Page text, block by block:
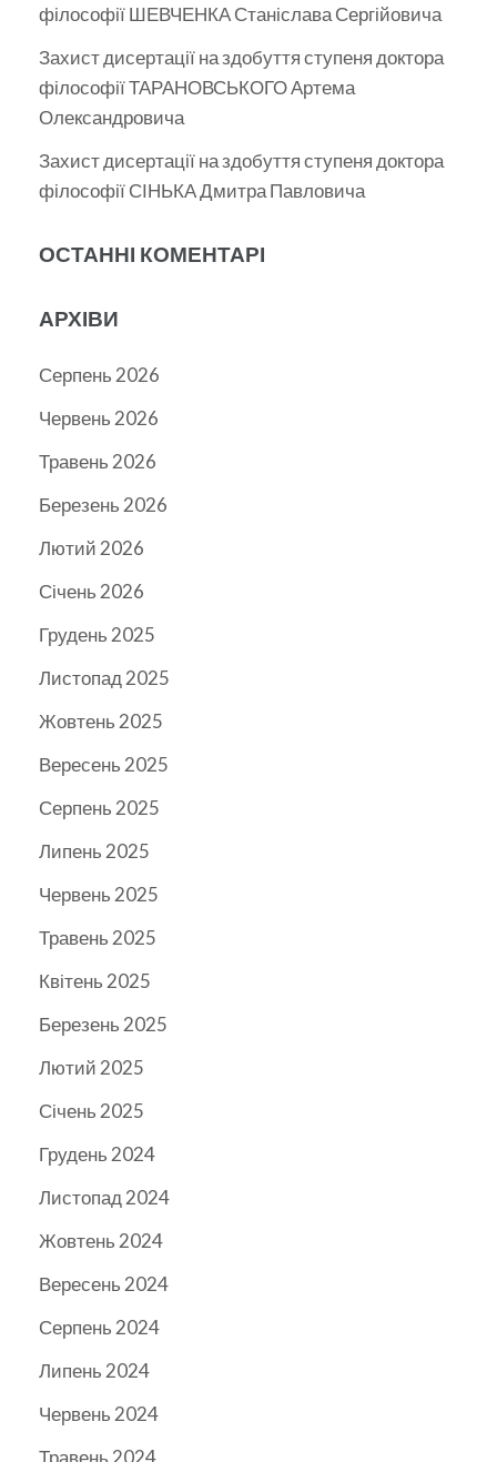
філософії ШЕВЧЕНКА Станіслава Сергійовича
Захист дисертації на здобуття ступеня доктора
філософії ТАРАНОВСЬКОГО Артема
Олександровича
Захист дисертації на здобуття ступеня доктора
філософії СІНЬКА Дмитра Павловича
ОСТАННІ КОМЕНТАРІ
АРХІВИ
Серпень 2026
Червень 2026
Травень 2026
Березень 2026
Лютий 2026
Січень 2026
Грудень 2025
Листопад 2025
Жовтень 2025
Вересень 2025
Серпень 2025
Липень 2025
Червень 2025
Травень 2025
Квітень 2025
Березень 2025
Лютий 2025
Січень 2025
Грудень 2024
Листопад 2024
Жовтень 2024
Вересень 2024
Серпень 2024
Липень 2024
Червень 2024
Травень 2024